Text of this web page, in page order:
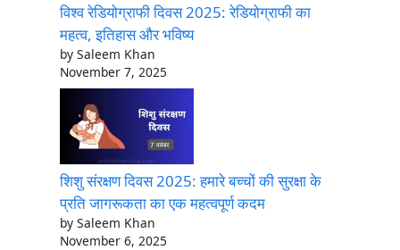
विश्व रेडियोग्राफी दिवस 2025: रेडियोग्राफी का
महत्व, इतिहास और भविष्य
by Saleem Khan
November 7, 2025
शिशु संरक्षण दिवस 2025: हमारे बच्चों की सुरक्षा के
प्रति जागरूकता का एक महत्वपूर्ण कदम
by Saleem Khan
November 6, 2025